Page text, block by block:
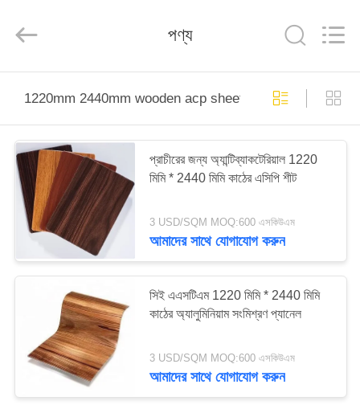
পণ্য
আমাদের
সম্বন্ধে
কারখানা
গুণমান
নিয়ন্ত্রণ
Industrial
Co.,
পণ্য
1220mm 2440mm wooden acp sheets
প্রাচীরের জন্য অ্যান্টিব্যাকটেরিয়াল 1220
মিমি * 2440 মিমি কাঠের এসিপি শীট
3 USD/SQM MOQ:600 এসকিউএম
আমাদের সাথে যোগাযোগ করুন
সিই এএসটিএম 1220 মিমি * 2440 মিমি
কাঠের অ্যালুমিনিয়াম সংমিশ্রণ প্যানেল
3 USD/SQM MOQ:600 এসকিউএম
আমাদের সাথে যোগাযোগ করুন